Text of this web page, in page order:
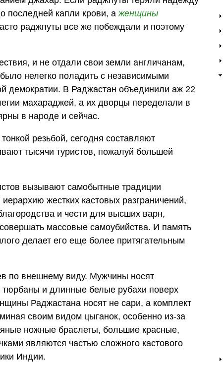
последней капли крови, аженщины
раджпуты все же побеждали и поэтому
и не отдали свои земли англичанам,
нелегко поладить с независимыми
демократии. В Раджастан объединили аж 22
махараджей, а их дворцы переделали в
в народе и сейчас.
резьбой, сегодня составляют
тысячи туристов, пожалуй большей
вызывают самобытные традиции
жестких кастовых разграничений,
и чести для высших варн,
массовые самоубийства. И память
делает его еще более притягательным
по внешнему виду. Мужчины носят
тюрбаны и длинные белые рубахи поверх
Раджастана носят не сари, а комплект
своим видом цыганок, особенно из-за
ножные браслеты, большие красные,
являются частью сложного кастового
Индии.